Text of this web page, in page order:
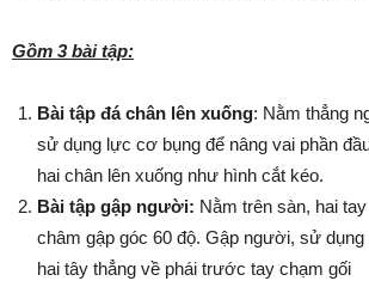
Gồm 3 bài tập:
Bài tập đá chân lên xuống: Nằm thẳng
sử dụng lực cơ bụng để nâng vai phần
hai chân lên xuống như hình cắt kéo.
Bài tập gập người: Nằm trên sàn, hai
châm gập góc 60 độ. Gập người, sử
hai tây thẳng về phái trước tay chạm gối